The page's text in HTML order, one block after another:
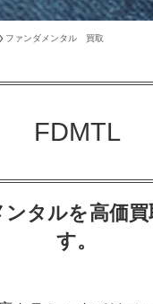
ファンダメンタル 買取
FDMTL
タルを高価買
す。